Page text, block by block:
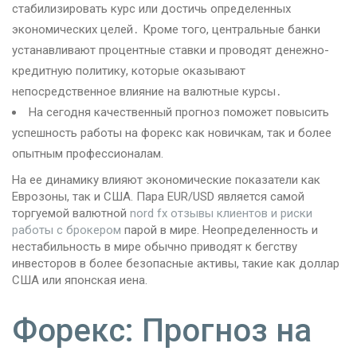
стабилизировать курс или достичь определенных
экономических целей․ Кроме того, центральные банки
устанавливают процентные ставки и проводят денежно-
кредитную политику, которые оказывают
непосредственное влияние на валютные курсы․
На сегодня качественный прогноз поможет повысить
успешность работы на форекс как новичкам, так и более
опытным профессионалам.
На ее динамику влияют экономические показатели как
Еврозоны, так и США. Пара EUR/USD является самой
торгуемой валютной nord fx отзывы клиентов и риски
работы с брокером парой в мире. Неопределенность и
нестабильность в мире обычно приводят к бегству
инвесторов в более безопасные активы, такие как доллар
США или японская иена.
Форекс: Прогноз на